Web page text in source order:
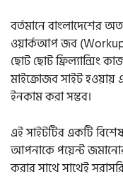
বর্তমানে বাংলাদেশের
ওয়ার্কআপ জব (Workup
ছোট ছোট ফ্রিল্যান্সিং
মাইক্রোজব সাইট হওয়ায়
ইনকাম করা সম্ভব।
এই সাইটটির একটি
আপনাকে পয়েন্ট
করার সাথে সাথেই